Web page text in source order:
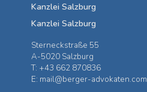
Kanzlei Salzburg
Kanzlei Salzburg
Sterneckstraße 55
A-5020 Salzburg
T: +43 662 870836
E: mail@berger-advokaten.com